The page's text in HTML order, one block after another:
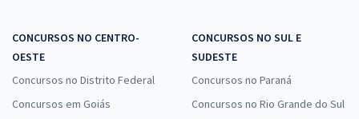
CONCURSOS NO CENTRO-
OESTE
Concursos no Distrito Federal
Concursos em Goiás
CONCURSOS NO SUL E
SUDESTE
Concursos no Paraná
Concursos no Rio Grande do Sul